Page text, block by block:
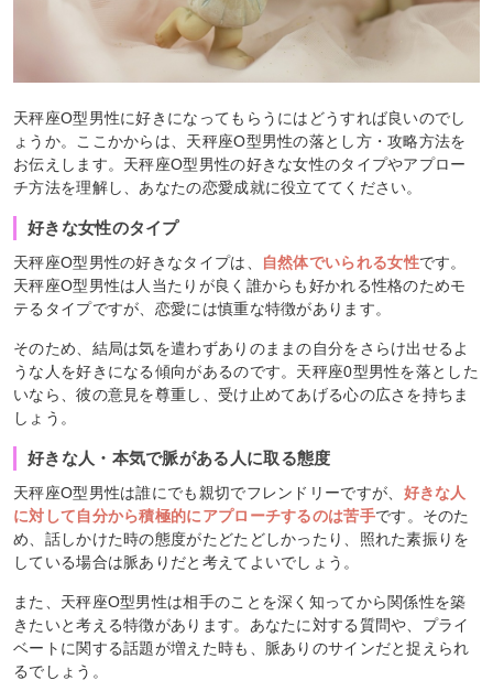
天秤座O型男性に好きになってもらうにはどうすれば良いのでし
ょうか。ここかからは、天秤座O型男性の落とし方・攻略方法を
お伝えします。天秤座O型男性の好きな女性のタイプやアプロー
チ方法を理解し、あなたの恋愛成就に役立ててください。
好きな女性のタイプ
天秤座O型男性の好きなタイプは、 自然体でいられる女性です。
天秤座O型男性は人当たりが良く誰からも好かれる性格のためモ
テるタイプですが、恋愛には慎重な特徴があります。
そのため、結局は気を遣わずありのままの自分をさらけ出せるよ
うな人を好きになる傾向があるのです。天秤座0型男性を落とした
いなら、彼の意見を尊重し、受け止めてあげる心の広さを持ちま
しょう。
好きな人・本気で脈がある人に取る態度
天秤座O型男性は誰にでも親切でフレンドリーですが、 好きな人
に対して自分から積極的にアプローチするのは苦手です。そのた
め、話しかけた時の態度がたどたどしかったり、照れた素振りを
している場合は脈ありだと考えてよいでしょう。
また、天秤座O型男性は相手のことを深く知ってから関係性を築
きたいと考える特徴があります。あなたに対する質問や、プライ
ベートに関する話題が増えた時も、脈ありのサインだと捉えられ
るでしょう。